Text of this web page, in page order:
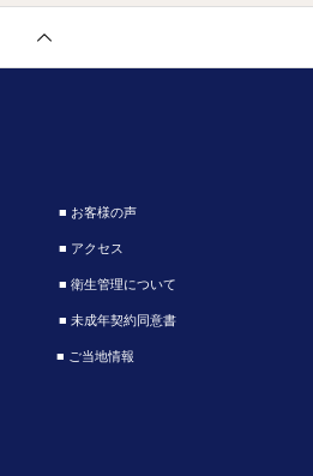
■ お客様の声
■ アクセス
■ 衛生管理について
■ 未成年契約同意書
■ ご当地情報